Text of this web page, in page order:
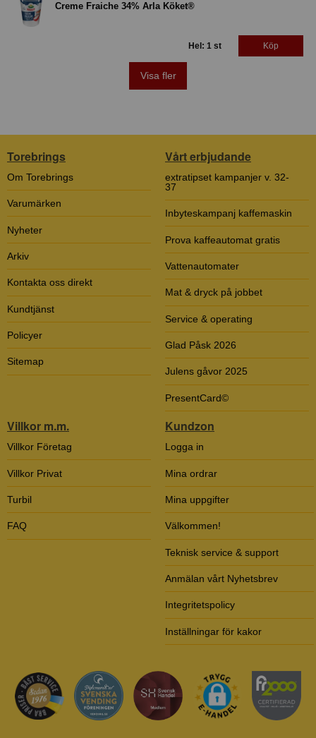
Creme Fraiche 34% Arla Köket®
Hel: 1 st Köp
Visa fler
Torebrings
Om Torebrings
Varumärken
Nyheter
Arkiv
Kontakta oss direkt
Kundtjänst
Policyer
Sitemap
Vårt erbjudande
extratipset kampanjer v. 32-
37
Inbyteskampanj kaffemaskin
Prova kaffeautomat gratis
Vattenautomater
Mat & dryck på jobbet
Service & operating
Glad Påsk 2026
Julens gåvor 2025
PresentCard©
Villkor m.m.
Villkor Företag
Villkor Privat
Turbil
FAQ
Kundzon
Logga in
Mina ordrar
Mina uppgifter
Välkommen!
Teknisk service & support
Anmälan vårt Nyhetsbrev
Integritetspolicy
Inställningar för kakor